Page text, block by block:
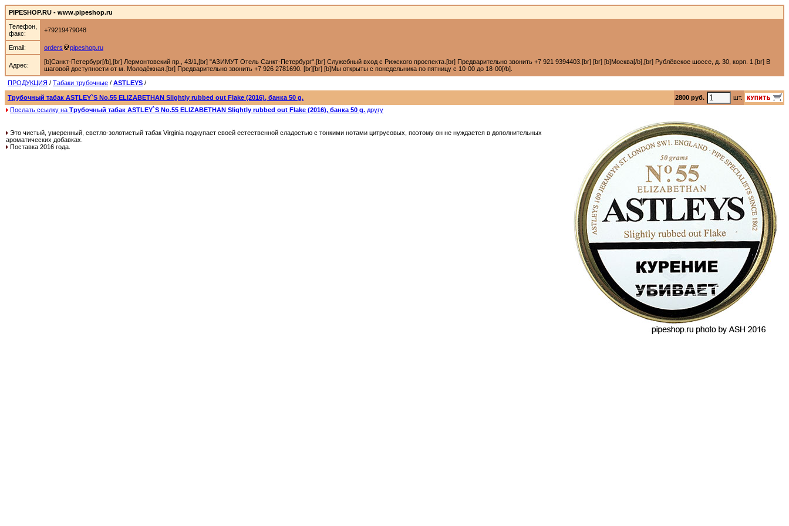
PIPESHOP.RU - www.pipeshop.ru
Телефон,
факс:
+79219479048
Email: orders pipeshop.ru
Адрес:
[b]Санкт-Петербург[/b],[br] Лермонтовский пр., 43/1,[br] "АЗИМУТ Отель Санкт-Петербург".[br] Служебный вход с Рижского проспекта.[br] Предварительно звонить +7 921 9394403.[br] [br] [b]Москва[/b],[br] Рублёвское шоссе, д. 30, корп. 1.[br] В
шаговой доступности от м. Молодёжная.[br] Предварительно звонить +7 926 2781690. [br][br] [b]Мы открыты с понедельника по пятницу с 10-00 до 18-00[/b].
ПРОДУКЦИЯ / Табаки трубочные / ASTLEYS /
Трубочный табак ASTLEY`S No.55 ELIZABETHAN Slightly rubbed out Flake (2016), банка 50 g. 2800 руб.
шт.
Послать ссылку на Трубочный табак ASTLEY`S No.55 ELIZABETHAN Slightly rubbed out Flake (2016), банка 50 g. другу
Это чистый, умеренный, светло-золотистый табак Virginia подкупает своей естественной сладостью с тонкими нотами цитрусовых, поэтому он не нуждается в дополнительных
ароматических добавках.
Поставка 2016 года.